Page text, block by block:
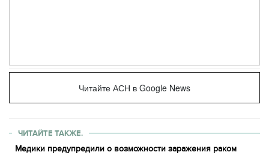
Читайте АСН в Google News
ЧИТАЙТЕ ТАКЖЕ.
Медики предупредили о возможности заражения раком